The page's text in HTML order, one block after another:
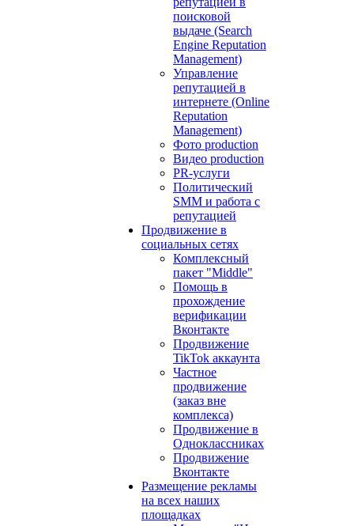
поисковой
выдаче (Search
Engine Reputation
Management)
Управление
репутацией в
интернете (Online
Reputation
Management)
Фото production
Видео production
PR-услуги
Политический
SMM и работа с
репутацией
Продвижение в
социальных сетях
Комплексный
пакет "Middle"
Помощь в
прохождение
верификации
Вконтакте
Продвижение
TikTok аккаунта
Частное
продвижение
(заказ вне
комплекса)
Продвижение в
Одноклассниках
Продвижение
Вконтакте
Размещение рекламы
на всех наших
площадках